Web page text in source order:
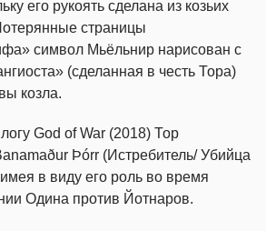
его рукоять сделана из козьих
страницы
символ Мьёльнир нарисован с
(сделанная в честь Тора)
козла.
God of War (2018) Тор
Þórr (Истребитель/ Убийца
в виду его роль во время
Одина против Йотнаров.